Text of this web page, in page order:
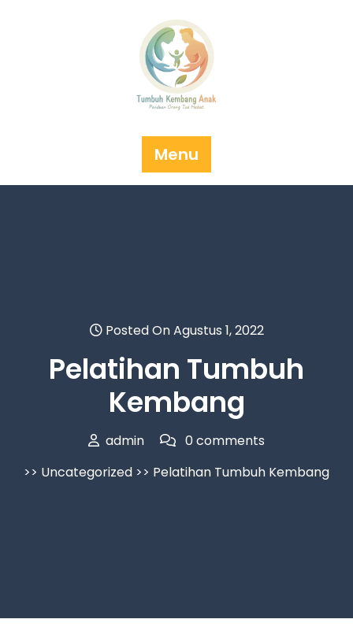
Menu
Posted On Agustus 1, 2022
Pelatihan Tumbuh
Kembang
admin
0 comments
>> Uncategorized >> Pelatihan Tumbuh Kembang